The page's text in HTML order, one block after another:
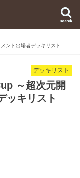
search
ント出場者デッキリスト
デッキリスト
～超次元開
ッキリスト